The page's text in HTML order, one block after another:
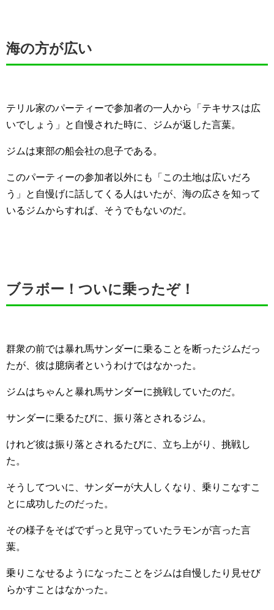
海の方が広い
テリル家のパーティーで参加者の一人から「テキサスは広
いでしょう」と自慢された時に、ジムが返した言葉。
ジムは東部の船会社の息子である。
このパーティーの参加者以外にも「この土地は広いだろ
う」と自慢げに話してくる人はいたが、海の広さを知って
いるジムからすれば、そうでもないのだ。
ブラボー！ついに乗ったぞ！
群衆の前では暴れ馬サンダーに乗ることを断ったジムだっ
たが、彼は臆病者というわけではなかった。
ジムはちゃんと暴れ馬サンダーに挑戦していたのだ。
サンダーに乗るたびに、振り落とされるジム。
けれど彼は振り落とされるたびに、立ち上がり、挑戦し
た。
そうしてついに、サンダーが大人しくなり、乗りこなすこ
とに成功したのだった。
その様子をそばでずっと見守っていたラモンが言った言
葉。
乗りこなせるようになったことをジムは自慢したり見せび
らかすことはなかった。